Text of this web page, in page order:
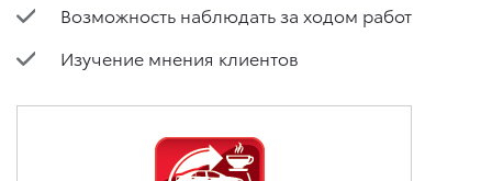
Возможность наблюдать за ходом работ
Изучение мнения клиентов